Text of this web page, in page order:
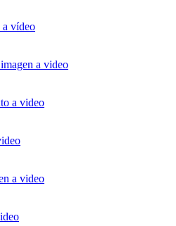
a vídeo
a video
a video
a video